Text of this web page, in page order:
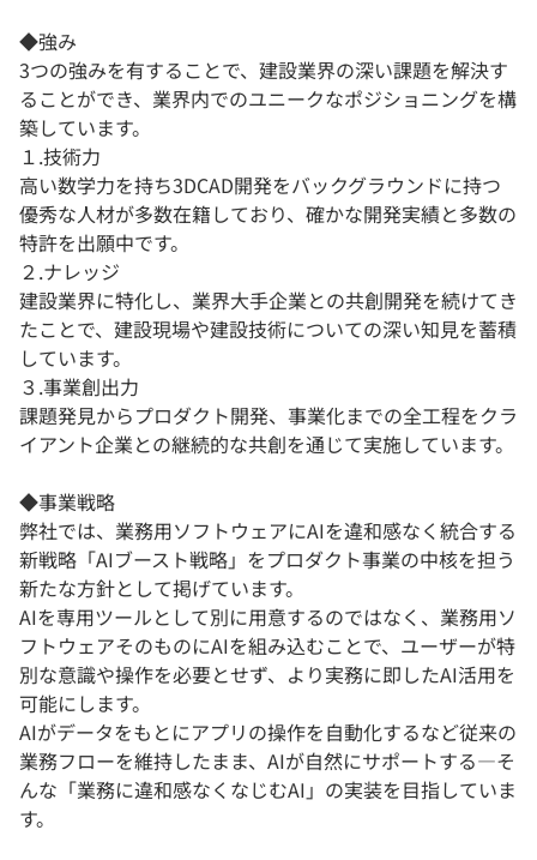
◆強み
3つの強みを有することで、建設業界の深い課題を解決す
ることができ、業界内でのユニークなポジショニングを構
築しています。
１.技術⼒
⾼い数学⼒を持ち3DCAD開発をバックグラウンドに持つ
優秀な⼈材が多数在籍しており、確かな開発実績と多数の
特許を出願中です。
２.ナレッジ
建設業界に特化し、業界⼤⼿企業との共創開発を続けてき
たことで、建設現場や建設技術についての深い知⾒を蓄積
しています。
３.事業創出⼒
課題発⾒からプロダクト開発、事業化までの全⼯程をクラ
イアント企業との継続的な共創を通じて実施しています。
◆事業戦略
弊社では、業務用ソフトウェアにAIを違和感なく統合する
新戦略「AIブースト戦略」をプロダクト事業の中核を担う
新たな方針として掲げています。
AIを専用ツールとして別に用意するのではなく、業務用ソ
フトウェアそのものにAIを組み込むことで、ユーザーが特
別な意識や操作を必要とせず、より実務に即したAI活用を
可能にします。
AIがデータをもとにアプリの操作を自動化するなど従来の
業務フローを維持したまま、AIが自然にサポートする―そ
んな「業務に違和感なくなじむAI」の実装を目指していま
す。